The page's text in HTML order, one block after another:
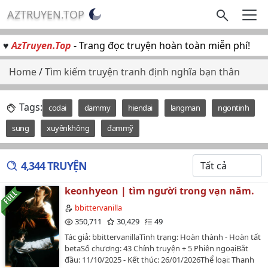
AZTRUYEN.TOP
♥AzTruyen.Top - Trang đọc truyện hoàn toàn miễn phí!
Home/Tìm kiếm truyện tranh định nghĩa bạn thân
Tags: codai dammy hiendai langman
ngontinh
sung
xuyênkhông đammỹ
4,344 TRUYỆN
keonhyeon | tìm người trong vạn năm.
bbittervanilla
350,711
30,429
49
Tác giả: bbittervanillaTình trạng: Hoàn thành - Hoàn tất
betaSố chương: 43 Chính truyện + 5 Phiên ngoạiBắt
đầu: 11/10/2025 - Kết thúc: 26/01/2026Thể loại: Thanh